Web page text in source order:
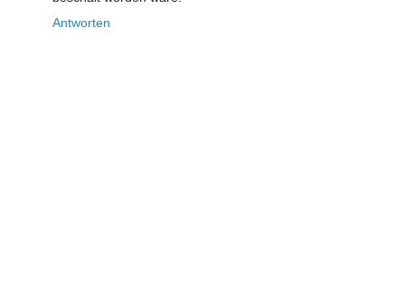
Antworten